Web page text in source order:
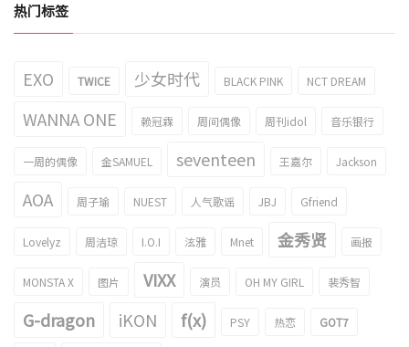
热门标签
EXO TWICE 少女时代 BLACK PINK NCT DREAM
WANNA ONE 赖冠霖 周间偶像 周刊idol 音乐银行
一周的偶像 金SAMUEL seventeen 王嘉尔 Jackson
AOA 周子瑜 NUEST 人气歌谣 JBJ Gfriend
Lovelyz 周洁琼 I.O.I 泫雅 Mnet 金秀贤 画报
MONSTA X 图片 VIXX 演员 OH MY GIRL 裴秀智
G-dragon iKON f(x) PSY 热恋 GOT7